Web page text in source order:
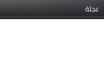
عجلة